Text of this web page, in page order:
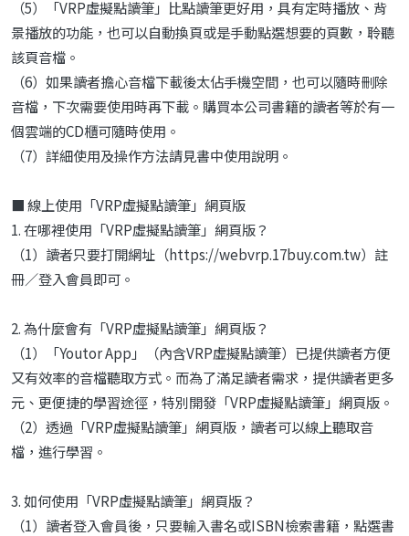
（5）「VRP虛擬點讀筆」比點讀筆更好用，具有定時播放、背
景播放的功能，也可以自動換頁或是手動點選想要的頁數，聆聽
該頁音檔。
（6）如果讀者擔心音檔下載後太佔手機空間，也可以隨時刪除
音檔，下次需要使用時再下載。購買本公司書籍的讀者等於有一
個雲端的CD櫃可隨時使用。
（7）詳細使用及操作方法請見書中使用說明。
■ 線上使用「VRP虛擬點讀筆」網頁版
1. 在哪裡使用「VRP虛擬點讀筆」網頁版？
（1）讀者只要打開網址（https://webvrp.17buy.com.tw）註
冊／登入會員即可。
2. 為什麼會有「VRP虛擬點讀筆」網頁版？
（1）「Youtor App」（內含VRP虛擬點讀筆）已提供讀者方便
又有效率的音檔聽取方式。而為了滿足讀者需求，提供讀者更多
元、更便捷的學習途徑，特別開發「VRP虛擬點讀筆」網頁版。
（2）透過「VRP虛擬點讀筆」網頁版，讀者可以線上聽取音
檔，進行學習。
3. 如何使用「VRP虛擬點讀筆」網頁版？
（1）讀者登入會員後，只要輸入書名或ISBN檢索書籍，點選書